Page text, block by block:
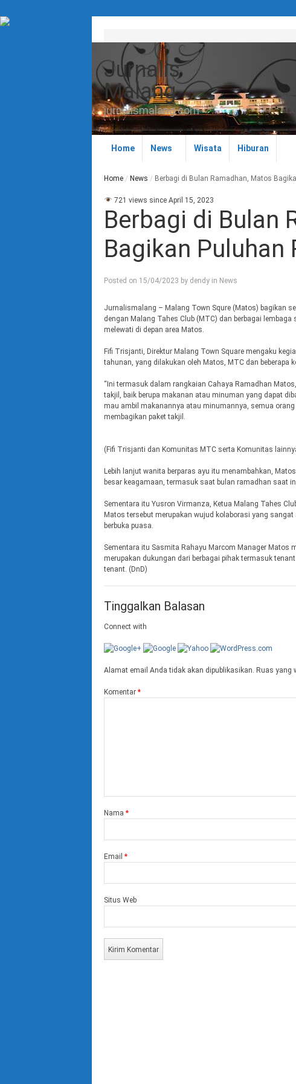
Jurnalis
Malang
jurnalismalang.com
Home News Wisata Hiburan
Home / News / Berbagi di Bulan Ramadhan, Matos
721 views since April 15, 2023
Berbagi di Bulan
Bagikan Puluhan
Posted on 15/04/2023 by dendy in News
Jurnalismalang – Malang Town Squre (Matos) bagikan
dengan Malang Tahes Club (MTC) dan berbagai
melewati di depan area Matos.
Fifi Trisjanti, Direktur Malang Town Square mengaku
tahunan, yang dilakukan oleh Matos, MTC dan beberapa
“Ini termasuk dalam rangkaian Cahaya Ramadhan
takjil, baik berupa makanan atau minuman yang dapat
mau ambil makanannya atau minumannya, semua
membagikan paket takjil.
(Fifi Trisjanti dan Komunitas MTC serta Komunitas
Lebih lanjut wanita berparas ayu itu menambahkan,
besar keagamaan, termasuk saat bulan ramadhan saat
Sementara itu Yusron Virmanza, Ketua Malang Tahes
Matos tersebut merupakan wujud kolaborasi yang
berbuka puasa.
Sementara itu Sasmita Rahayu Marcom Manager Matos
merupakan dukungan dari berbagai pihak termasuk
tenant. (DnD)
Tinggalkan Balasan
Connect with
Alamat email Anda tidak akan dipublikasikan. Ruas yang
Komentar *
Nama *
Email *
Situs Web